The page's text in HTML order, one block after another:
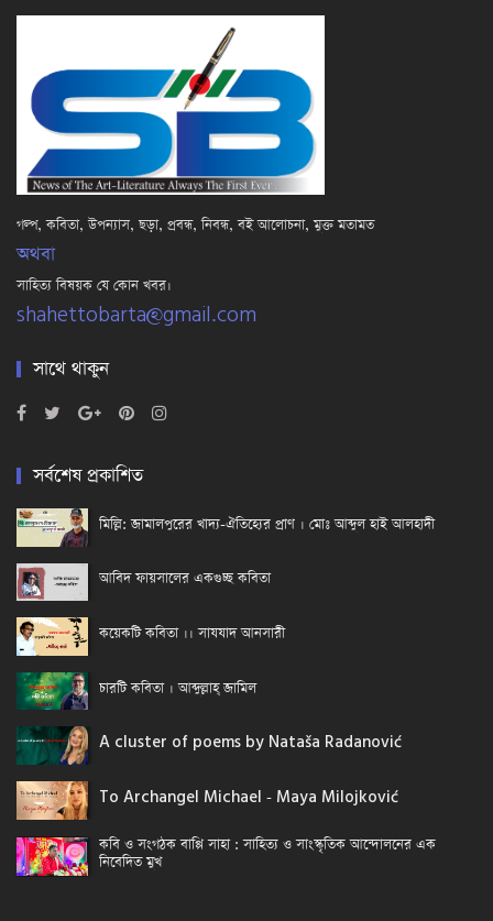
গল্প, কবিতা, উপন্যাস, ছড়া, প্রবন্ধ, নিবন্ধ, বই আলোচনা, মুক্ত মতামত
অথবা
সাহিত্য বিষয়ক যে কোন খবর।
shahettobarta@gmail.com
সাথে থাকুন
সর্বশেষ প্রকাশিত
মিল্লি: জামালপুরের খাদ্য-ঐতিহ্যের প্রাণ । মোঃ আব্দুল হাই আলহাদী
আবিদ ফায়সালের একগুচ্ছ কবিতা
কয়েকটি কবিতা ।। সাযযাদ আনসারী
চারটি কবিতা । আব্দুল্লাহ্ জামিল
A cluster of poems by Nataša Radanović
To Archangel Michael - Maya Milojković
কবি ও সংগঠক বাপ্পি সাহা : সাহিত্য ও সাংস্কৃতিক আন্দোলনের এক
নিবেদিত মুখ